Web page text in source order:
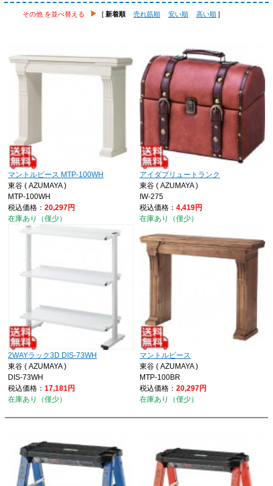
その他 を並べ替える [ 新着順 売れ筋順 安い順 高い順 ]
マントルピース MTP-100WH
東谷 ( AZUMAYA )
MTP-100WH
税込価格： 20,297円
在庫あり（僅少）
アイダブリュートランク
東谷 ( AZUMAYA )
IW-275
税込価格： 4,419円
在庫あり（僅少）
2WAYラック3D DIS-73WH
東谷 ( AZUMAYA )
DIS-73WH
税込価格： 17,181円
在庫あり（僅少）
マントルピース
東谷 ( AZUMAYA )
MTP-100BR
税込価格： 20,297円
在庫あり（僅少）